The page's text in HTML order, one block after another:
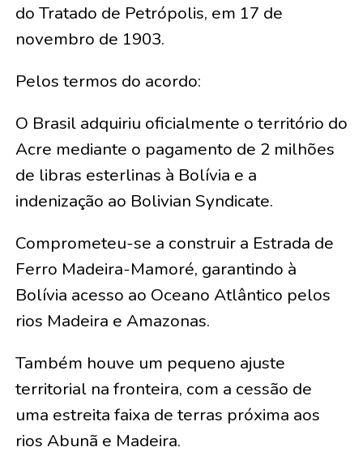
do Tratado de Petrópolis, em 17 de
novembro de 1903.
Pelos termos do acordo:
O Brasil adquiriu oficialmente o território do
Acre mediante o pagamento de 2 milhões
de libras esterlinas à Bolívia e a
indenização ao Bolivian Syndicate.
Comprometeu-se a construir a Estrada de
Ferro Madeira-Mamoré, garantindo à
Bolívia acesso ao Oceano Atlântico pelos
rios Madeira e Amazonas.
Também houve um pequeno ajuste
territorial na fronteira, com a cessão de
uma estreita faixa de terras próxima aos
rios Abunã e Madeira.